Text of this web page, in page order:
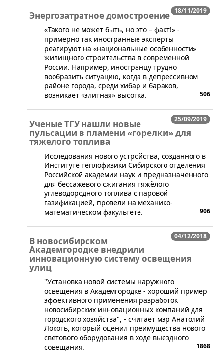
18/11/2019
Энергозатратное домостроение
​«Такого не может быть, но это – факт!» -
примерно так иностранные эксперты
реагируют на «национальные особенности»
жилищного строительства в современной
России. Например, иностранцу трудно
вообразить ситуацию, когда в депрессивном
районе города, среди хибар и бараков,
возникает «элитная» высотка.
506
25/09/2019
Ученые ТГУ нашли новые
пульсации в пламени «горелки» для
тяжелого топлива
Исследования нового устройства, созданного в
Институте теплофизики Сибирского отделения
Российской академии наук и предназначенного
для бессажевого сжигания тяжёлого
углеводородного топлива с паровой
газификацией, провели на механико-
математическом факультете.
906
04/12/2018
В новосибирском
Академгородке внедрили
инновационную систему освещения
улиц
"Установка новой системы наружного
освещения в Академгородке - хороший пример
эффективного применения разработок
новосибирских инновационных компаний для
городского хозяйства", - считает мэр Анатолий
Локоть, который оценил преимущества нового
светового оборудования в ходе выездного
совещания.
1868